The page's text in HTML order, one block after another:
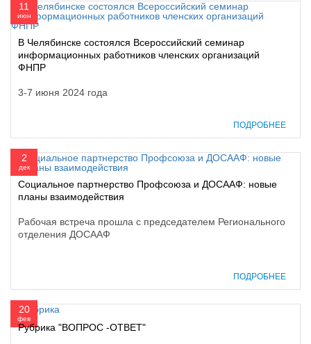
11
июн
В Челябинске состоялся Всероссийский семинар
информационных работников членских организаций
ФНПР
3-7 июня 2024 года
ПОДРОБНЕЕ
2
дек
Социальное партнерство Профсоюза и ДОСААФ: новые
планы взаимодействия
Рабочая встреча прошла с председателем Регионального
отделения ДОСААФ
ПОДРОБНЕЕ
20
фев
Рубрика "ВОПРОС -ОТВЕТ"